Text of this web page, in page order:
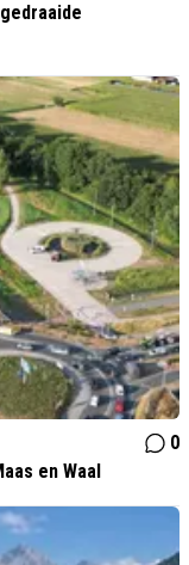
0
en Waal